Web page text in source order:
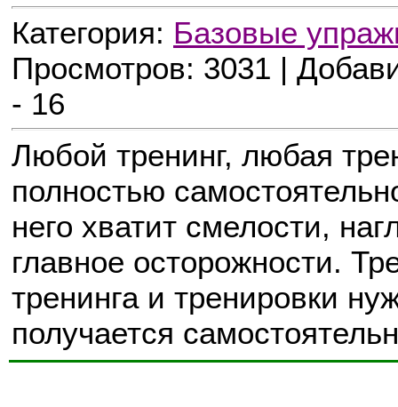
Категория: Базовые
Просмотров: 3031 |
- 16
Любой тренинг, любая
полностью
него хватит смелости,
главное осторожности.
тренинга и тренировки
получается